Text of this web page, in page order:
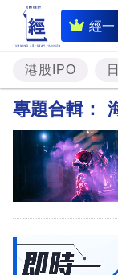
經一
即
時
財
經
題
投
資
港股IPO
專題合輯：